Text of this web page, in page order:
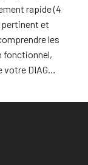
rapide (4
pertinent et
les
fonctionnel,
votre DIAG…